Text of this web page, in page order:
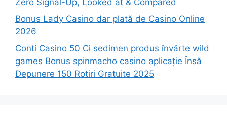
Bonus Lady Casino dar plată de Casino Online
2026
Conti Casino 50 Ci sedimen produs învârte wild
games Bonus spinmacho casino aplicație Însă
Depunere 150 Rotiri Gratuite 2025